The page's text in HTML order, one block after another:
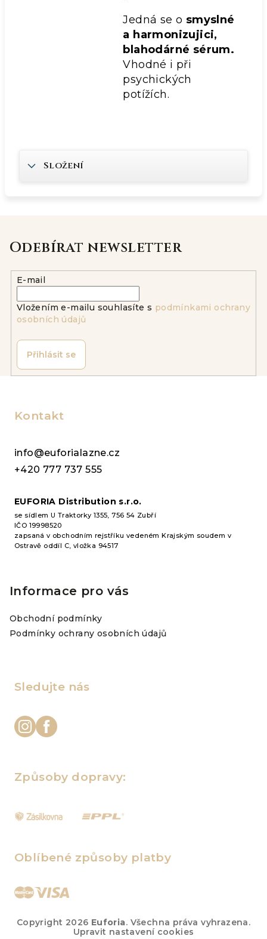
Jedná se o smyslné
a harmonizujici,
blahodárné sérum.
Vhodné i při
psychických
potížích.
Složení
Odebírat newsletter
E-mail
Vložením e-mailu souhlasíte s podmínkami ochrany
osobních údajů
Přihlásit se
Kontakt
info@euforialazne.cz
+420 777 737 555
EUFORIA Distribution s.r.o.
se sídlem U Traktorky 1355, 756 54 Zubří
IČO 19998520
zapsaná v obchodním rejstříku vedeném Krajským soudem v
Ostravě oddíl C, vložka 94517
Informace pro vás
Obchodní podmínky
Podmínky ochrany osobních údajů
Sledujte nás
Způsoby dopravy:
Oblíbené způsoby platby
Copyright 2026 Euforia. Všechna práva vyhrazena.
Upravit nastavení cookies